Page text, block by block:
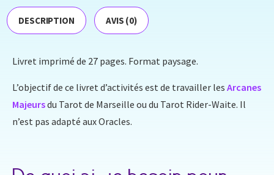
DESCRIPTION AVIS (0)
Livret imprimé de 27 pages. Format paysage.
L’objectif de ce livret d’activités est de travailler les Arcanes
Majeursdu Tarot de Marseille ou du Tarot Rider-Waite. Il
n’est pas adapté aux Oracles.